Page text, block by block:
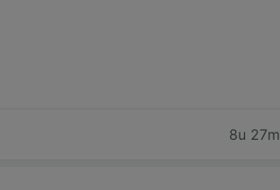
8u 27m